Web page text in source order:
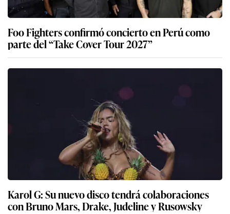
Foo Fighters confirmó concierto en Perú como
parte del “Take Cover Tour 2027”
Karol G: Su nuevo disco tendrá colaboraciones
con Bruno Mars, Drake, Judeline y Rusowsky